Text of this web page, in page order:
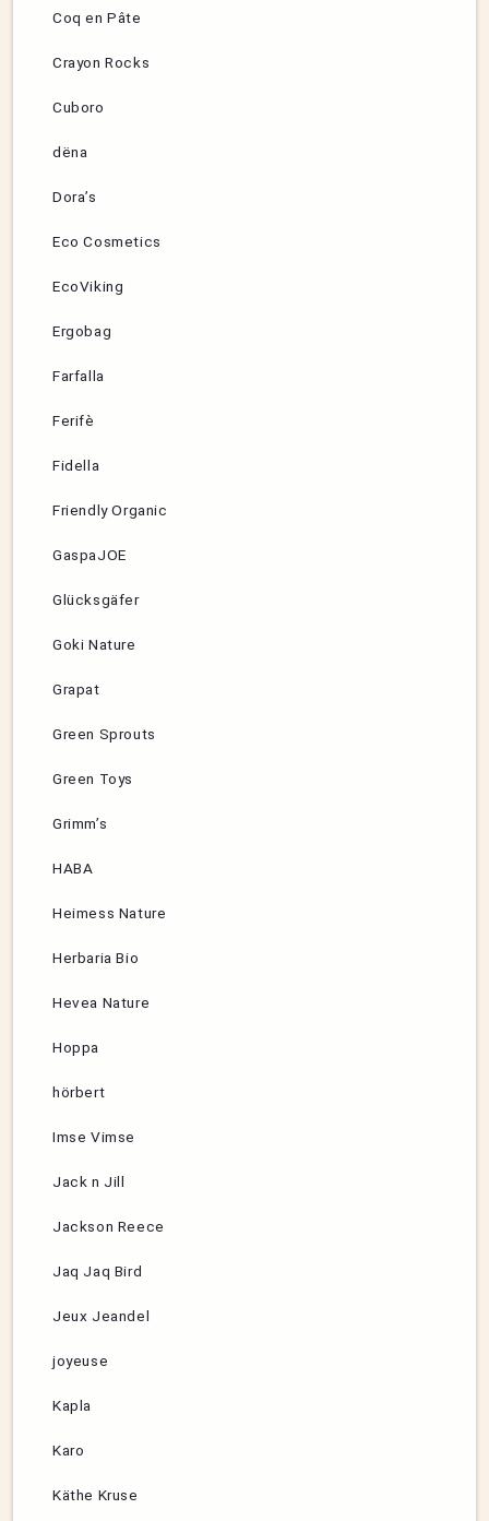
Coq en Pâte
Crayon Rocks
Cuboro
dëna
Dora’s
Eco Cosmetics
EcoViking
Ergobag
Farfalla
Ferifè
Fidella
Friendly Organic
GaspaJOE
Glücksgäfer
Goki Nature
Grapat
Green Sprouts
Green Toys
Grimm’s
HABA
Heimess Nature
Herbaria Bio
Hevea Nature
Hoppa
hörbert
Imse Vimse
Jack n Jill
Jackson Reece
Jaq Jaq Bird
Jeux Jeandel
joyeuse
Kapla
Karo
Käthe Kruse